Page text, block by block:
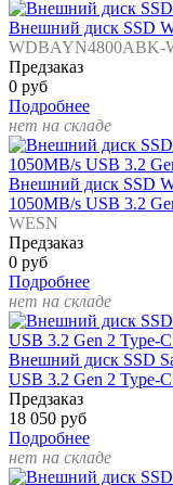
Внешний диск SSD
WDBAYN4800ABK-
Предзаказ
0 руб
Подробнее
нет на складе
Внешний диск SSD
1050MB/s USB 3.2
WESN
Предзаказ
0 руб
Подробнее
нет на складе
Внешний диск SSD
USB 3.2 Gen 2 Type-
Предзаказ
18 050 руб
Подробнее
нет на складе